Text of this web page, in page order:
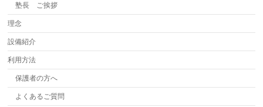
塾長 ご挨拶
理念
設備紹介
利用方法
保護者の方へ
よくあるご質問